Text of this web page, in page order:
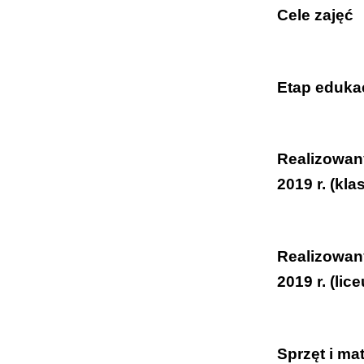
Cele zajęć
rozumie
Etap
klasy VII-
szkoły
2019 r.
2019 r.
Sprzęt i